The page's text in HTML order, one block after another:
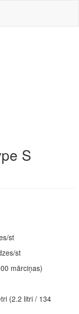
S
st
st
mārciņas)
(2.2 litri / 134